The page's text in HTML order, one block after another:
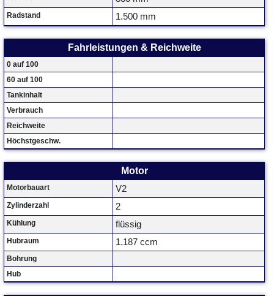
Radstand 1.500 mm
Fahrleistungen & Reichweite
0 auf 100
60 auf 100
Tankinhalt
Verbrauch
Reichweite
Höchstgeschw.
Motor
Motorbauart V2
Zylinderzahl 2
Kühlung flüssig
Hubraum 1.187 ccm
Bohrung
Hub